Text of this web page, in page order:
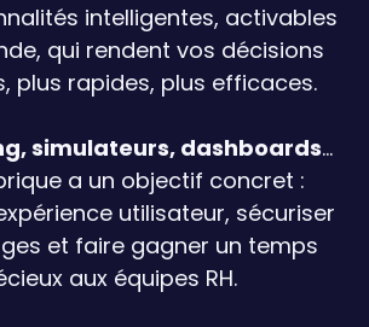
intelligentes, activables
qui rendent vos décisions
plus rapides, plus efficaces.
simulateurs, dashboards…
a un objectif concret :
utilisateur, sécuriser
et faire gagner un temps
aux équipes RH.